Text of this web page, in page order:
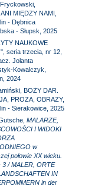
MIĘDZY NAMI,
- Dębnica
- Słupsk, 2025
NAUKOWE
seria trzecia, nr 12,
Jolanta
Kowalczyk,
2024
BOŻY DAR.
PROZA, OBRAZY,
- Sierakowice, 2025
MALARZE,
I WIDOKI
w
połowie XX wieku.
3 / MALER, ORTE
IN
in der